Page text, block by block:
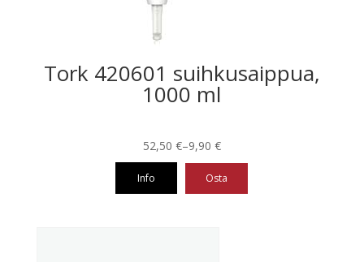
Tork 420601 suihkusaippua,
1000 ml
9,90 €
–
52,50 €Hintaluokka:
9,90 €
Info Osta